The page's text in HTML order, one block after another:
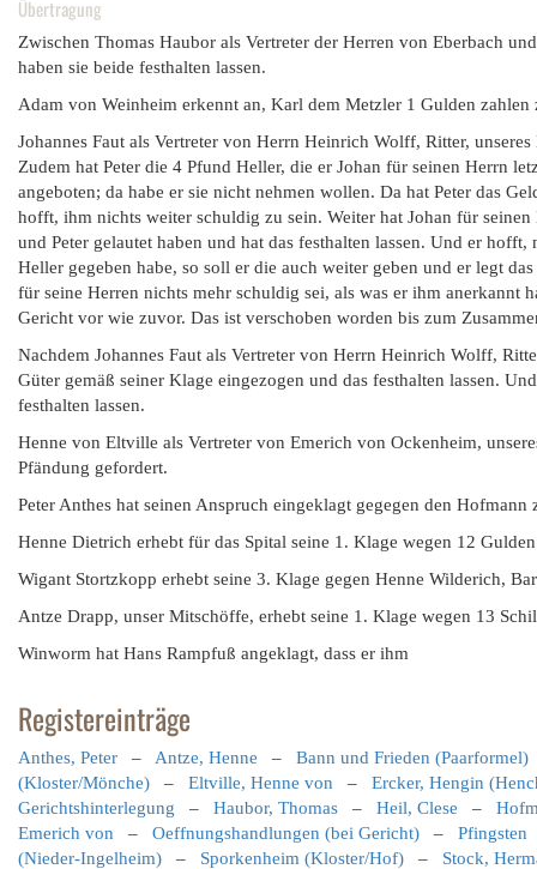
Übertragung
Zwischen Thomas Haubor als Vertreter der Herren von Eberbach
haben sie beide festhalten lassen.
Adam von Weinheim erkennt an, Karl dem Metzler 1 Gulden
Johannes Faut als Vertreter von Herrn Heinrich Wolff, Ritter,
Zudem hat Peter die 4 Pfund Heller, die er Johan für seinen Herrn
angeboten; da habe er sie nicht nehmen wollen. Da hat Peter das
hofft, ihm nichts weiter schuldig zu sein. Weiter hat Johan für
und Peter gelautet haben und hat das festhalten lassen. Und er
Heller gegeben habe, so soll er die auch weiter geben und er legt
für seine Herren nichts mehr schuldig sei, als was er ihm anerkannt
Gericht vor wie zuvor. Das ist verschoben worden bis zum
Nachdem Johannes Faut als Vertreter von Herrn Heinrich Wolff,
Güter gemäß seiner Klage eingezogen und das festhalten lassen.
festhalten lassen.
Henne von Eltville als Vertreter von Emerich von Ockenheim,
Pfändung gefordert.
Peter Anthes hat seinen Anspruch eingeklagt gegegen den Hofmann
Henne Dietrich erhebt für das Spital seine 1. Klage wegen 12
Wigant Stortzkopp erhebt seine 3. Klage gegen Henne Wilderich,
Antze Drapp, unser Mitschöffe, erhebt seine 1. Klage wegen 13
Winworm hat Hans Rampfuß angeklagt, dass er ihm
Registereinträge
Anthes, Peter – Antze, Henne – Bann und Frieden (Paarformel)
(Kloster/Mönche) – Eltville, Henne von – Ercker, Hengin
Gerichtshinterlegung – Haubor, Thomas – Heil, Clese –
Emerich von – Oeffnungshandlungen (bei Gericht) – Pfingsten
(Nieder-Ingelheim) – Sporkenheim (Kloster/Hof) – Stock,